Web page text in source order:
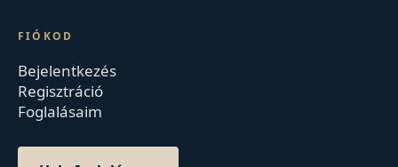
FIÓKOD
Bejelentkezés
Regisztráció
Foglalásaim